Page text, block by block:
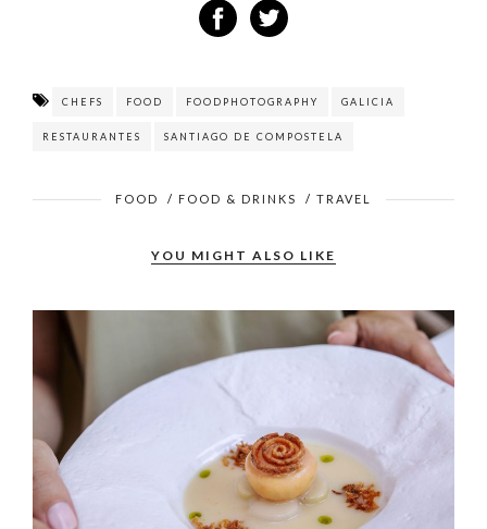
CHEFS FOOD FOODPHOTOGRAPHY GALICIA
RESTAURANTES SANTIAGO DE COMPOSTELA
FOOD / FOOD & DRINKS / TRAVEL
YOU MIGHT ALSO LIKE